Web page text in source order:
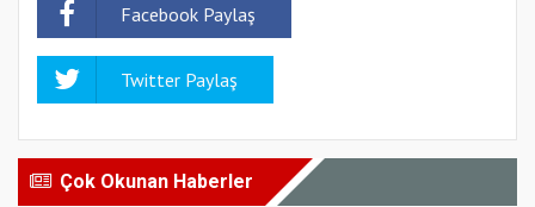
Facebook Paylaş
Twitter Paylaş
Çok Okunan Haberler